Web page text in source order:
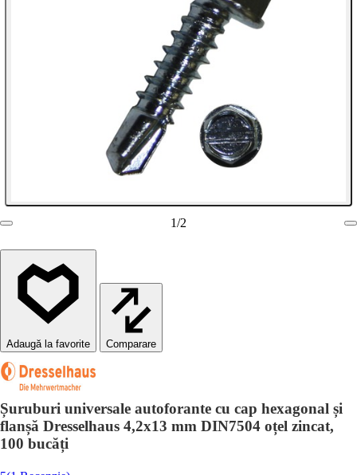
1/2
Comparare
Șuruburi universale autoforante cu cap hexagonal și
flanșă Dresselhaus 4,2x13 mm DIN7504 oțel zincat,
100 bucăți